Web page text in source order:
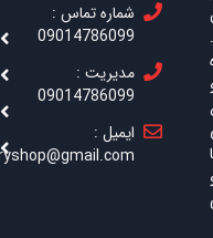
شماره تماس :
09014786099
مدیریت :
09014786099
ایمیل :